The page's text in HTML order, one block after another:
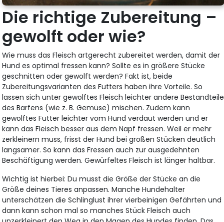
Die richtige Zubereitung –
gewolft oder wie?
Wie muss das Fleisch artgerecht zubereitet werden, damit der
Hund es optimal fressen kann? Sollte es in größere Stücke
geschnitten oder gewolft werden? Fakt ist, beide
Zubereitungsvarianten des Futters haben ihre Vorteile. So
lassen sich unter gewolftes Fleisch leichter andere Bestandteile
des Barfens (wie z. B. Gemüse) mischen. Zudem kann
gewolftes Futter leichter vom Hund verdaut werden und er
kann das Fleisch besser aus dem Napf fressen. Weil er mehr
zerkleinern muss, frisst der Hund bei großen Stücken deutlich
langsamer. So kann das Fressen auch zur ausgedehnten
Beschäftigung werden. Gewürfeltes Fleisch ist länger haltbar.
Wichtig ist hierbei: Du musst die Größe der Stücke an die
Größe deines Tieres anpassen. Manche Hundehalter
unterschätzen die Schlinglust ihrer vierbeinigen Gefährten und
dann kann schon mal so manches Stück Fleisch auch